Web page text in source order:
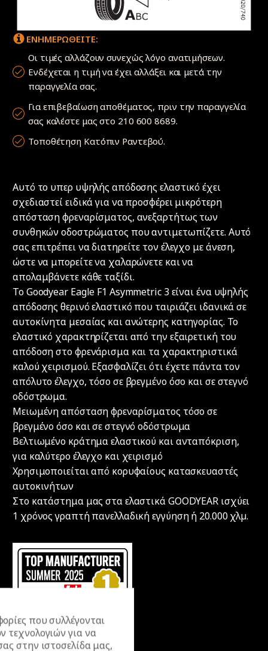
ΕΝΗΜΕΡΩΘΕΙΤΕ:
Οι τιμές αλλάζουν συνεχώς λόγο ανατιμήσεων.
Ενδέχεται η τιμή να έχει αλλάξει και μετά την
παραγγελία σας.
Για επιβεβαίωση αποθέματος, πριν την παραγγελία
σας καλέστε μας στο 210 600 8689.
Τοποθέτηση Κατόπιν Ραντεβού.
Αυτό το υπερ υψηλής απόδοσης ελαστικό έχει
σχεδιαστεί ειδικά για να προσφέρει μικρότερη
απόσταση φρεναρίσματος, ανεξαρτήτως των
συνθηκών οδοστρώματος που αντιμετωπίζετε. Αυτό
σας επιτρέπει να διατηρείτε τον έλεγχο με άνεση,
ώστε να μπορείτε να χαλαρώνετε και να
απολαμβάνετε κάθε ταξίδι.
Το Goodyear Eagle F1 Asymmetric 3 είναι ένα υψηλής
απόδοσης θερινό ελαστικό που ταιριάζει ιδανικά σε
αυτοκίνητα μεσαίας και ανώτερης κατηγορίας. Το
ελαστικό χαρακτηρίζεται από την εξαιρετική του
απόδοση στο φρενάρισμα και τα χαρακτηριστικά
καλού χειρισμού. Εξασφαλίζει ότι έχετε πάντα τον
απόλυτο έλεγχο, τόσο σε βρεγμένο όσο και σε στεγνό
οδόστρωμα.
Μειωμένη απόσταση φρεναρίσματος τόσο σε
βρεγμένο όσο και σε στεγνό οδόστρωμα
Βελτιωμένο κράτημα ελαστικού και ανταπόκριση,
για καλύτερο έλεγχο και χειρισμό
Χρησιμοποιείται από κορυφαίους κατασκευαστές
αυτοκινήτων
Στο κατάστημα μας στα ελαστικά GOODYEAR ισχύει
1 χρόνος γραπτή πανελλαδική εγγύηση ή 20.000 χλµ.
που συλλέγονται
τεχνολογιών για να
στην ιστοσελίδα μας,